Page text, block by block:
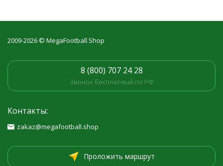
2009-2026 © MegaFootball.Shop
8 (800) 707 24 28
Звонок бесплатный по РФ
Контакты:
zakaz@megafootball.shop
Проложить маршрут